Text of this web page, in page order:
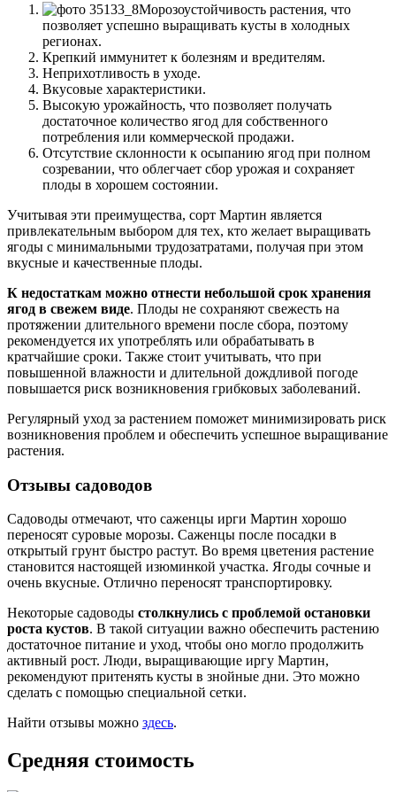
Морозоустойчивость растения, что
позволяет успешно выращивать кусты в холодных
регионах.
Крепкий иммунитет к болезням и вредителям.
Неприхотливость в уходе.
Вкусовые характеристики.
Высокую урожайность, что позволяет получать
достаточное количество ягод для собственного
потребления или коммерческой продажи.
Отсутствие склонности к осыпанию ягод при полном
созревании, что облегчает сбор урожая и сохраняет
плоды в хорошем состоянии.
Учитывая эти преимущества, сорт Мартин является
привлекательным выбором для тех, кто желает выращивать
ягоды с минимальными трудозатратами, получая при этом
вкусные и качественные плоды.
К недостаткам можно отнести небольшой срок хранения
ягод в свежем виде. Плоды не сохраняют свежесть на
протяжении длительного времени после сбора, поэтому
рекомендуется их употреблять или обрабатывать в
кратчайшие сроки. Также стоит учитывать, что при
повышенной влажности и длительной дождливой погоде
повышается риск возникновения грибковых заболеваний.
Регулярный уход за растением поможет минимизировать риск
возникновения проблем и обеспечить успешное выращивание
растения.
Отзывы садоводов
Садоводы отмечают, что саженцы ирги Мартин хорошо
переносят суровые морозы. Саженцы после посадки в
открытый грунт быстро растут. Во время цветения растение
становится настоящей изюминкой участка. Ягоды сочные и
очень вкусные. Отлично переносят транспортировку.
Некоторые садоводы столкнулись с проблемой остановки
роста кустов. В такой ситуации важно обеспечить растению
достаточное питание и уход, чтобы оно могло продолжить
активный рост. Люди, выращивающие иргу Мартин,
рекомендуют притенять кусты в знойные дни. Это можно
сделать с помощью специальной сетки.
Найти отзывы можно здесь.
Средняя стоимость